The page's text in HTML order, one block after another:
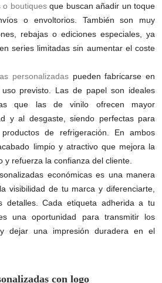
o boutiquesque buscan añadir un toque
o envoltorios. También son muy
rebajas o ediciones especiales, ya
series limitadas sin aumentar el coste
personalizadas pueden fabricarse en
previsto. Las de papel son ideales
que las de vinilo ofrecen mayor
y al desgaste, siendo perfectas para
de refrigeración. En ambos
limpio y atractivo que mejora la
y refuerza la confianza del cliente.
económicas es una manera
visibilidad de tu marca y diferenciarte,
detalles. Cada etiqueta adherida a tu
una oportunidad para transmitir los
dejar una impresión duradera en el
con logo